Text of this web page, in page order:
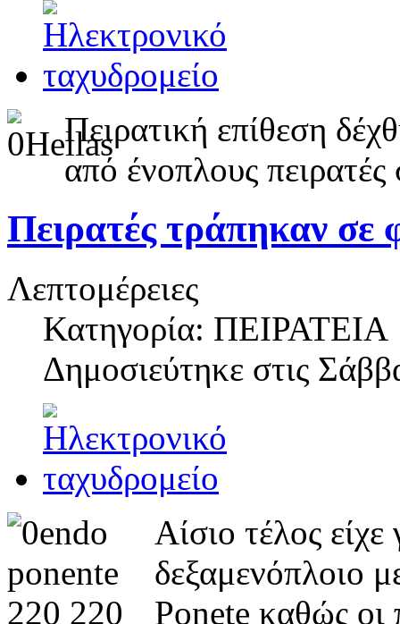
Πειρατική επίθεση
από ένοπλους
Πειρατές τράπηκαν
Λεπτομέρειες
Κατηγορία: ΠΕΙΡΑΤΕΙΑ
Δημοσιεύτηκε στις
Αίσιο τέλος
δεξαμενόπλοιο
Ponete καθώς οι